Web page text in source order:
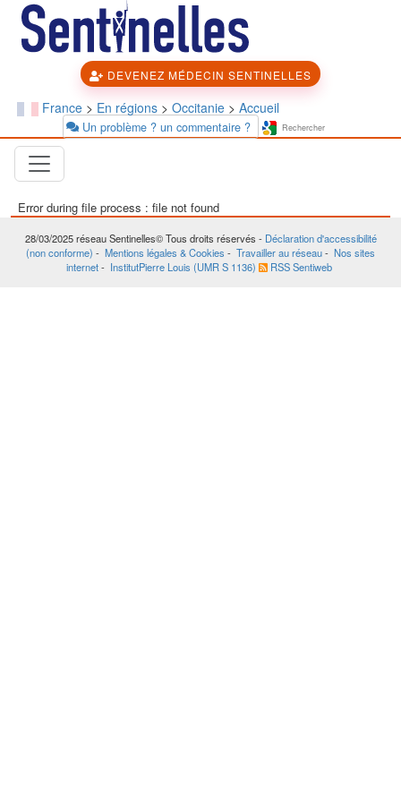
DEVENEZ MÉDECIN SENTINELLES
France > En régions > Occitanie > Accueil
Un problème ? un commentaire ?
Error during file process : file not found
28/03/2025réseau Sentinelles© Tous droits réservés - Déclaration d'accessibilité
(non conforme) - Mentions légales & Cookies - Travailler au réseau- Nos sites
internet- InstitutPierre Louis (UMR S 1136) RSS Sentiweb